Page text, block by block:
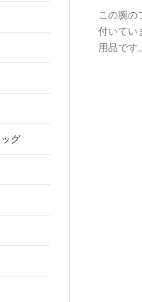
この腕の
付いてい
用品です。
グ